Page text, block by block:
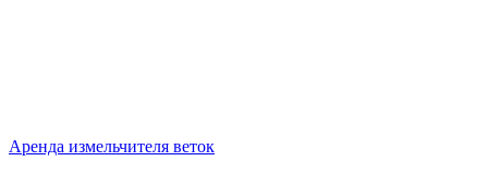
Аренда измельчителя веток